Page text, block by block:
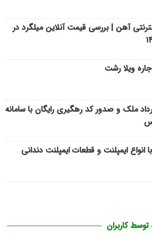
آهن | بررسی قیمت آنلاین میلگرد در
ویلا رشت
ملک و صدور کد رهگیری رایگان با سامانه
انواع ایمپلنت و قطعات ایمپلنت دندانی
کاربران